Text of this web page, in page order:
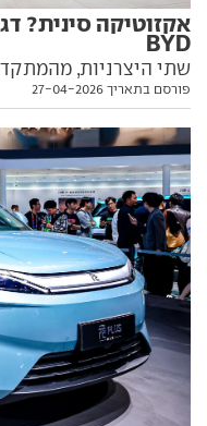
אקזוטיקה סינית?
BYD
שתי היצרניות,
הציגו בתערוכת
בפנים
פורסם בתאריך 27-04-2026